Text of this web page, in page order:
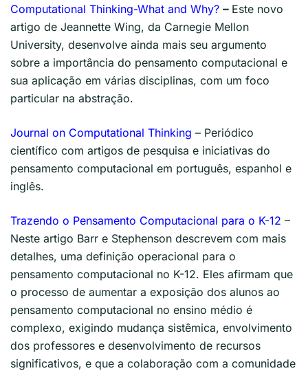
Computational Thinking-What and Why? – Este novo
artigo de Jeannette Wing, da Carnegie Mellon
University, desenvolve ainda mais seu argumento
sobre a importância do pensamento computacional e
sua aplicação em várias disciplinas, com um foco
particular na abstração.
Journal on Computational Thinking – Periódico
científico com artigos de pesquisa e iniciativas do
pensamento computacional em português, espanhol e
inglês.
Trazendo o Pensamento Computacional para o K-12 –
Neste artigo Barr e Stephenson descrevem com mais
detalhes, uma definição operacional para o
pensamento computacional no K-12. Eles afirmam que
o processo de aumentar a exposição dos alunos ao
pensamento computacional no ensino médio é
complexo, exigindo mudança sistêmica, envolvimento
dos professores e desenvolvimento de recursos
significativos, e que a colaboração com a comunidade